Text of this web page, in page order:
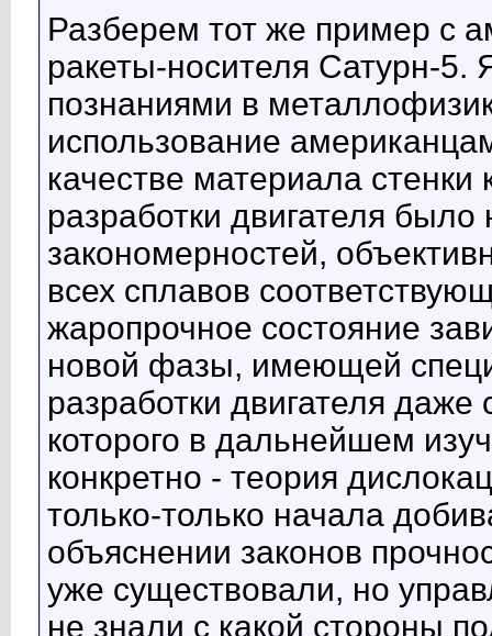
Разберем тот же пример с
ракеты-носителя Сатурн-
познаниями в
использование
качестве материала
разработки двигателя
закономерностей,
всех сплавов
жаропрочное состояние
новой фазы, имеющей
разработки двигателя
которого в дальнейшем
конкретно - теория
только-только начала
объяснении законов
уже существовали, но
не знали с какой стороны